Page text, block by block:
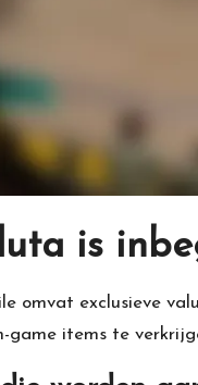
is
omvat exclusieve
game items te